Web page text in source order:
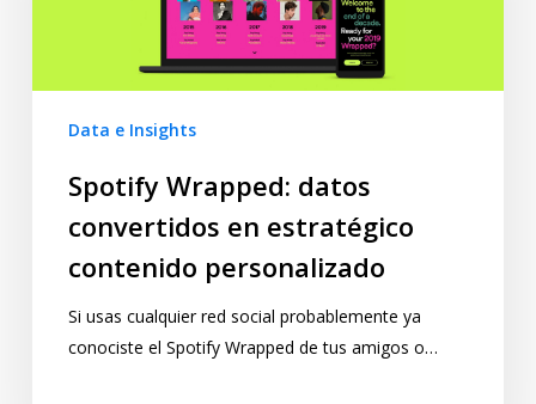
Data e Insights
Spotify Wrapped: datos
convertidos en estratégico
contenido personalizado
Si usas cualquier red social probablemente ya
conociste el Spotify Wrapped de tus amigos o…